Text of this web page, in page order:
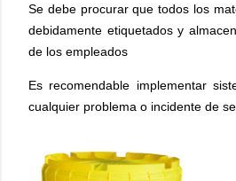
Se debe procurar que todos los
debidamente etiquetados y
de los empleados
Es recomendable implementar
cualquier problema o incidente de